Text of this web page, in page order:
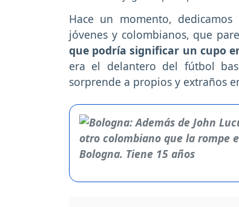
Hace un momento,
jóvenes y colombianos, que
que podría significar un cupo
era el delantero del fútbol
sorprende a propios y extraños